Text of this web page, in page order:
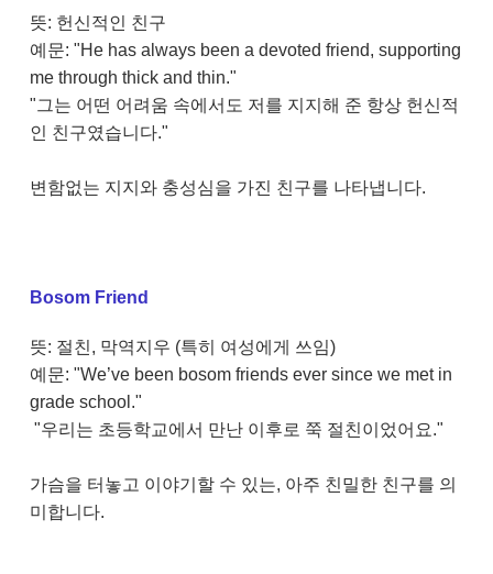
뜻: 헌신적인 친구
예문: "He has always been a devoted friend, supporting
me through thick and thin."
"그는 어떤 어려움 속에서도 저를 지지해 준 항상 헌신적
인 친구였습니다."
변함없는 지지와 충성심을 가진 친구를 나타냅니다.
Bosom Friend
뜻: 절친, 막역지우 (특히 여성에게 쓰임)
예문: "We’ve been bosom friends ever since we met in
grade school."
"우리는 초등학교에서 만난 이후로 쭉 절친이었어요."
가슴을 터놓고 이야기할 수 있는, 아주 친밀한 친구를 의
미합니다.